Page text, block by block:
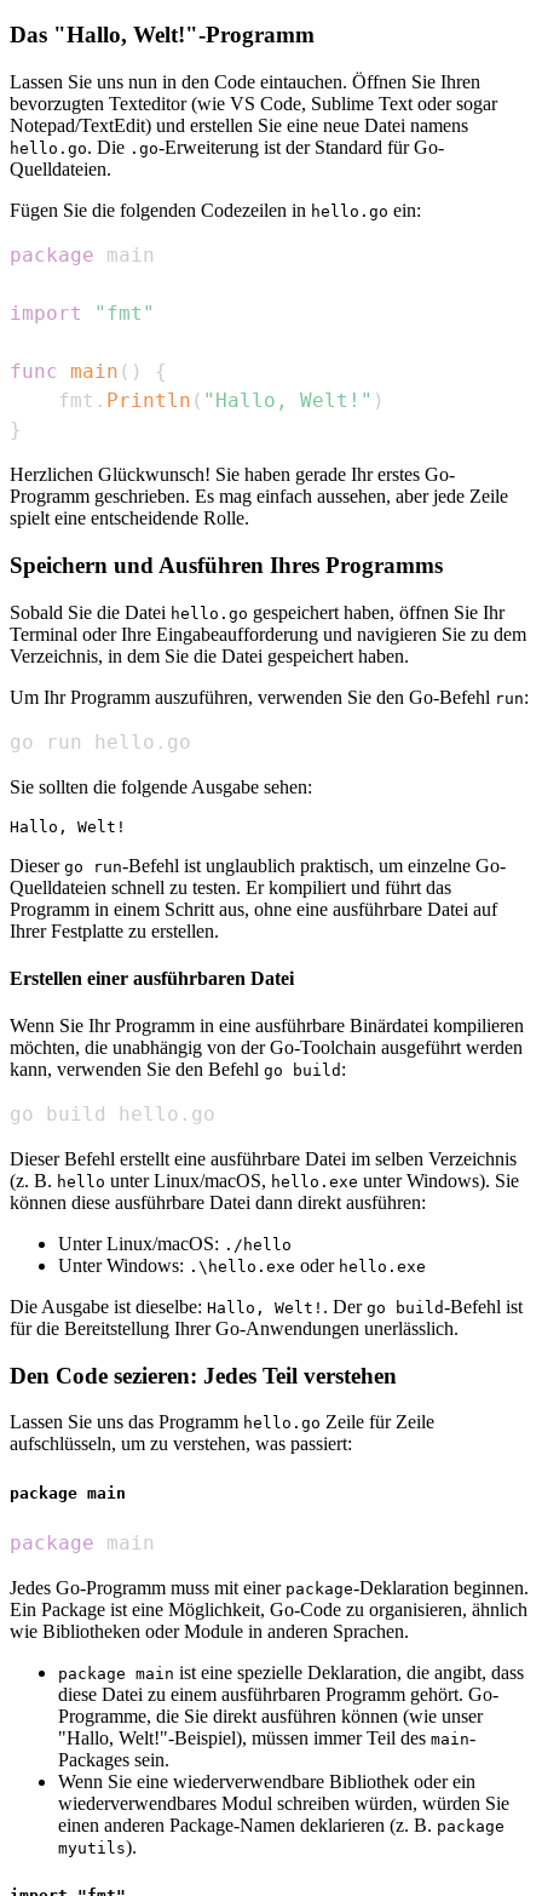
Das "Hallo, Welt!"-Programm
Lassen Sie uns nun in den Code eintauchen. Öffnen Sie Ihren
bevorzugten Texteditor (wie VS Code, Sublime Text oder sogar
Notepad/TextEdit) und erstellen Sie eine neue Datei namens
hello.go. Die .go-Erweiterung ist der Standard für Go-
Quelldateien.
Fügen Sie die folgenden Codezeilen in hello.go ein:
package
import "fmt"
func main ( )
{
    fmt
. Println ( "Hallo, Welt!" )
}
Herzlichen Glückwunsch! Sie haben gerade Ihr erstes Go-
Programm geschrieben. Es mag einfach aussehen, aber jede Zeile
spielt eine entscheidende Rolle.
Speichern und Ausführen Ihres Programms
Sobald Sie die Datei hello.go gespeichert haben, öffnen Sie Ihr
Terminal oder Ihre Eingabeaufforderung und navigieren Sie zu dem
Verzeichnis, in dem Sie die Datei gespeichert haben.
Um Ihr Programm auszuführen, verwenden Sie den Go-Befehl run:
go run hello.go
Sie sollten die folgende Ausgabe sehen:
Dieser go run-Befehl ist unglaublich praktisch, um einzelne Go-
Quelldateien schnell zu testen. Er kompiliert und führt das
Programm in einem Schritt aus, ohne eine ausführbare Datei auf
Ihrer Festplatte zu erstellen.
Erstellen einer ausführbaren Datei
Wenn Sie Ihr Programm in eine ausführbare Binärdatei kompilieren
möchten, die unabhängig von der Go-Toolchain ausgeführt werden
kann, verwenden Sie den Befehl go build :
go build hello.go
Dieser Befehl erstellt eine ausführbare Datei im selben Verzeichnis
(z. B. hello unter Linux/macOS, hello.exe unter Windows). Sie
können diese ausführbare Datei dann direkt ausführen:
Unter Linux/macOS: ./hello
Unter Windows: .\hello.exe oder hello.exe
Die Ausgabe ist dieselbe: Hallo, Welt! . Der go build-Befehl ist
für die Bereitstellung Ihrer Go-Anwendungen unerlässlich.
Den Code sezieren: Jedes Teil verstehen
Lassen Sie uns das Programm hello.go Zeile für Zeile
aufschlüsseln, um zu verstehen, was passiert:
package main
package main
Jedes Go-Programm muss mit einer package-Deklaration beginnen.
Ein Package ist eine Möglichkeit, Go-Code zu organisieren, ähnlich
wie Bibliotheken oder Module in anderen Sprachen.
package main ist eine spezielle Deklaration, die angibt, dass
diese Datei zu einem ausführbaren Programm gehört. Go-
Programme, die Sie direkt ausführen können (wie unser
"Hallo, Welt!"-Beispiel), müssen immer Teil des main-
Packages sein.
Wenn Sie eine wiederverwendbare Bibliothek oder ein
wiederverwendbares Modul schreiben würden, würden Sie
einen anderen Package-Namen deklarieren (z. B. package
myutils).